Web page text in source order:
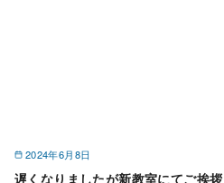
2024年6月8日
遅くなりましたが新教室にてご挨拶